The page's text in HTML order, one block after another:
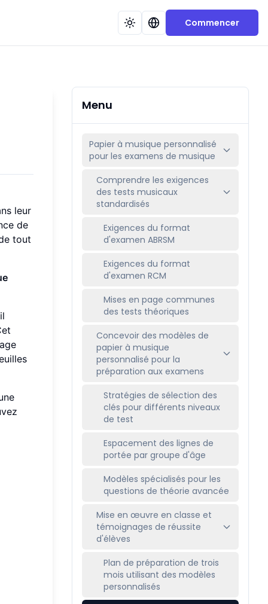
Commencer
leur
de
tout
Menu
Papier à musique personnalisé
pour les examens de musique
Comprendre les exigences
des tests musicaux
standardisés
Exigences du format
d'examen ABRSM
Exigences du format
d'examen RCM
Mises en page communes
des tests théoriques
Concevoir des modèles de
papier à musique
personnalisé pour la
préparation aux examens
Stratégies de sélection des
clés pour différents niveaux
de test
Espacement des lignes de
portée par groupe d'âge
Modèles spécialisés pour les
questions de théorie avancée
Mise en œuvre en classe et
témoignages de réussite
d'élèves
Plan de préparation de trois
mois utilisant des modèles
personnalisés